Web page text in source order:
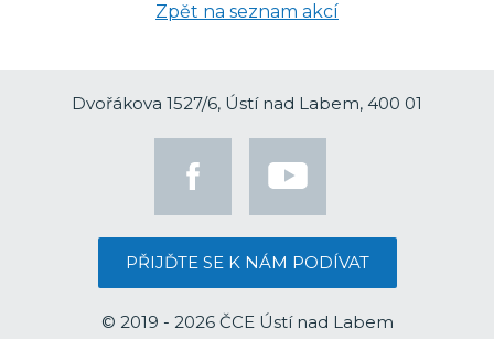
Zpět na seznam akcí
Dvořákova 1527/6, Ústí nad Labem, 400 01
PŘIJĎTE SE K NÁM PODÍVAT
© 2019 - 2026 ČCE Ústí nad Labem